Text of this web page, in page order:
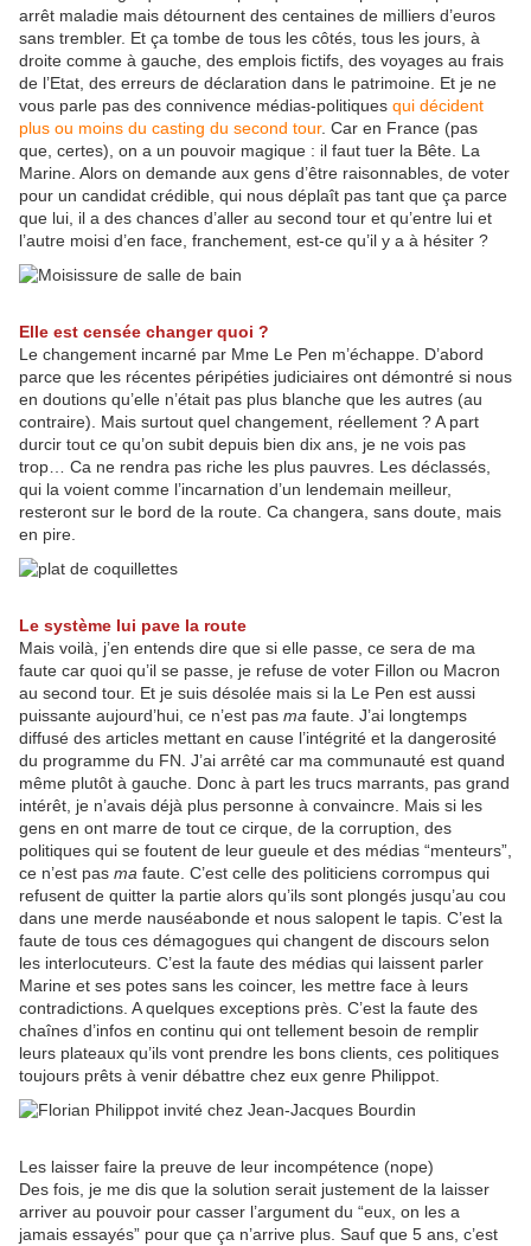
arrêt maladie mais détournent des centaines de milliers d’euros
sans trembler. Et ça tombe de tous les côtés, tous les jours, à
droite comme à gauche, des emplois fictifs, des voyages au frais
de l’Etat, des erreurs de déclaration dans le patrimoine. Et je ne
vous parle pas des connivence médias-politiques qui décident
plus ou moins du casting du second tour. Car en France (pas
que, certes), on a un pouvoir magique : il faut tuer la Bête. La
Marine. Alors on demande aux gens d’être raisonnables, de voter
pour un candidat crédible, qui nous déplaît pas tant que ça parce
que lui, il a des chances d’aller au second tour et qu’entre lui et
l’autre moisi d’en face, franchement, est-ce qu’il y a à hésiter ?
Elle est censée changer quoi ?
Le changement incarné par Mme Le Pen m’échappe. D’abord
parce que les récentes péripéties judiciaires ont démontré si nous
en doutions qu’elle n’était pas plus blanche que les autres (au
contraire). Mais surtout quel changement, réellement ? A part
durcir tout ce qu’on subit depuis bien dix ans, je ne vois pas
trop… Ca ne rendra pas riche les plus pauvres. Les déclassés,
qui la voient comme l’incarnation d’un lendemain meilleur,
resteront sur le bord de la route. Ca changera, sans doute, mais
en pire.
Le système lui pave la route
Mais voilà, j’en entends dire que si elle passe, ce sera de ma
faute car quoi qu’il se passe, je refuse de voter Fillon ou Macron
au second tour. Et je suis désolée mais si la Le Pen est aussi
puissante aujourd’hui, ce n’est pas ma faute. J’ai longtemps
diffusé des articles mettant en cause l’intégrité et la dangerosité
du programme du FN. J’ai arrêté car ma communauté est quand
même plutôt à gauche. Donc à part les trucs marrants, pas grand
intérêt, je n’avais déjà plus personne à convaincre. Mais si les
gens en ont marre de tout ce cirque, de la corruption, des
politiques qui se foutent de leur gueule et des médias “menteurs”,
ce n’est pas ma faute. C’est celle des politiciens corrompus qui
refusent de quitter la partie alors qu’ils sont plongés jusqu’au cou
dans une merde nauséabonde et nous salopent le tapis. C’est la
faute de tous ces démagogues qui changent de discours selon
les interlocuteurs. C’est la faute des médias qui laissent parler
Marine et ses potes sans les coincer, les mettre face à leurs
contradictions. A quelques exceptions près. C’est la faute des
chaînes d’infos en continu qui ont tellement besoin de remplir
leurs plateaux qu’ils vont prendre les bons clients, ces politiques
toujours prêts à venir débattre chez eux genre Philippot.
Les laisser faire la preuve de leur incompétence (nope)
Des fois, je me dis que la solution serait justement de la laisser
arriver au pouvoir pour casser l’argument du “eux, on les a
jamais essayés” pour que ça n’arrive plus. Sauf que 5 ans, c’est